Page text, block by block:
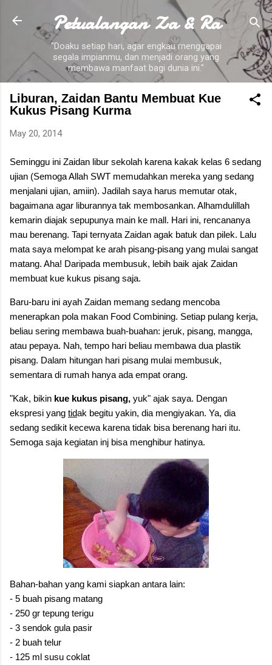
Skip to main content
Petualangan Za & Ra
"Doaku setiap hari, agar engkau menggapai
segala impianmu, dan menjadi orang yang
membawa manfaat bagi dunia ini."
Liburan, Zaidan Bantu Membuat Kue
Kukus Pisang Kurma
May 20, 2014
Seminggu ini Zaidan libur sekolah karena kakak kelas 6 sedang
ujian (Semoga Allah SWT memudahkan mereka yang sedang
menjalani ujian, amiin). Jadilah saya harus memutar otak,
bagaimana agar liburannya tak membosankan. Alhamdulillah
kemarin diajak sepupunya main ke mall. Hari ini, rencananya
mau berenang. Tapi ternyata Zaidan agak batuk dan pilek. Lalu
mata saya melompat ke arah pisang-pisang yang mulai sangat
matang. Aha! Daripada membusuk, lebih baik ajak Zaidan
membuat kue kukus pisang saja.
Baru-baru ini ayah Zaidan memang sedang mencoba
menerapkan pola makan Food Combining. Setiap pulang kerja,
beliau sering membawa buah-buahan: jeruk, pisang, mangga,
atau pepaya. Nah, tempo hari beliau membawa dua plastik
pisang. Dalam hitungan hari pisang mulai membusuk,
sementara di rumah hanya ada empat orang.
"Kak, bikin kue kukus pisang, yuk" ajak saya. Dengan
ekspresi yang tidak begitu yakin, dia mengiyakan. Ya, dia
sedang sedikit kecewa karena tidak bisa berenang hari itu.
Semoga saja kegiatan inj bisa menghibur hatinya.
Bahan-bahan yang kami siapkan antara lain:
- 5 buah pisang matang
- 250 gr tepung terigu
- 3 sendok gula pasir
- 2 buah telur
- 125 ml susu coklat